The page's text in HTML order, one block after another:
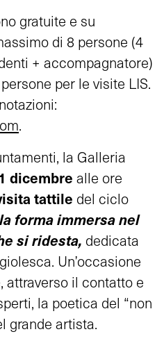
gratuite e su
di 8 persone (4
+ accompagnatore)
per le visite LIS.
.
la Galleria
dicembre alle ore
tattile del ciclo
forma immersa nel
si ridesta, dedicata
Un’occasione
attraverso il contatto e
la poetica del “non
grande artista.